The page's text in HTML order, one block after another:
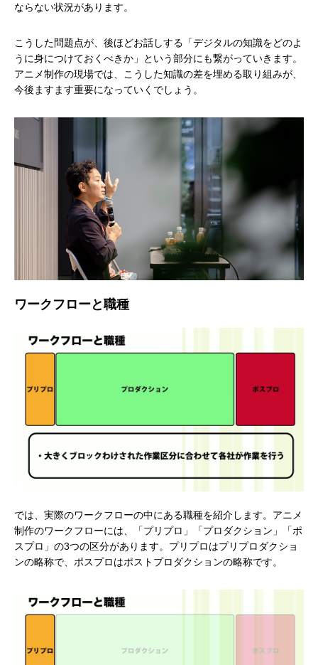
ならない状況があります。
こうした問題点が、後ほどお話しする「デジタルの知識をどのよ
うに身につけておくべきか」という部分にも繋がっていきます。
アニメ制作の現場では、こうした知識の差を埋める取り組みが、
今後ますます重要になっていくでしょう。
ワークフローと職種
では、実際のワークフローの中にある職種を紹介します。アニメ
制作のワークフローには、「プリプロ」「プロダクション」「ポ
スプロ」の3つの区分があります。プリプロはプリプロダクショ
ンの略称で、ポスプロはポストプロダクションの略称です。